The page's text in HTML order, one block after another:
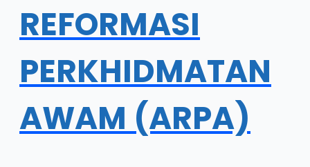
REFORMASI
PERKHIDMATAN
AWAM (ARPA)